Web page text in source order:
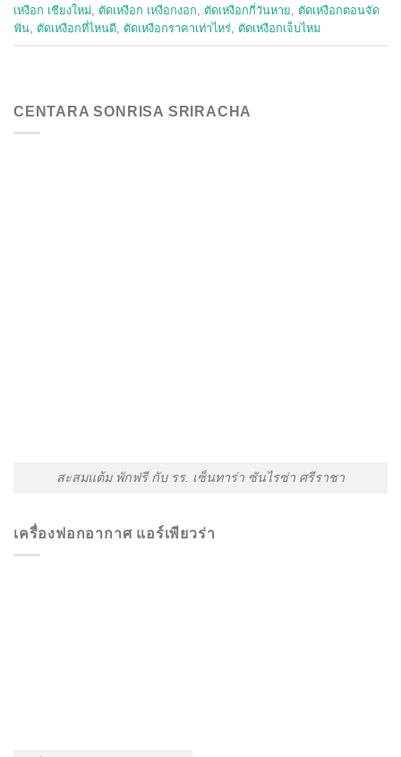
เหงือก เชียงใหม่ ตัดเหงือก เหงือกงอก ตัดเหงือกกี่วันหาย
ตัดเหงือกตอนจัด
ฟัน ตัดเหงือกที่ไหนดี ตัดเหงือกราคาเท่าไหร่ ตัดเหงือกเจ็บไหม
CENTARA SONRISA SRIRACHA
สะสมแต้ม พักฟรี กับ รร. เซ็นทาร่า ซันไรซ่า ศรีราชา
เครื่องฟอกอากาศ แอร์เพียวร่า